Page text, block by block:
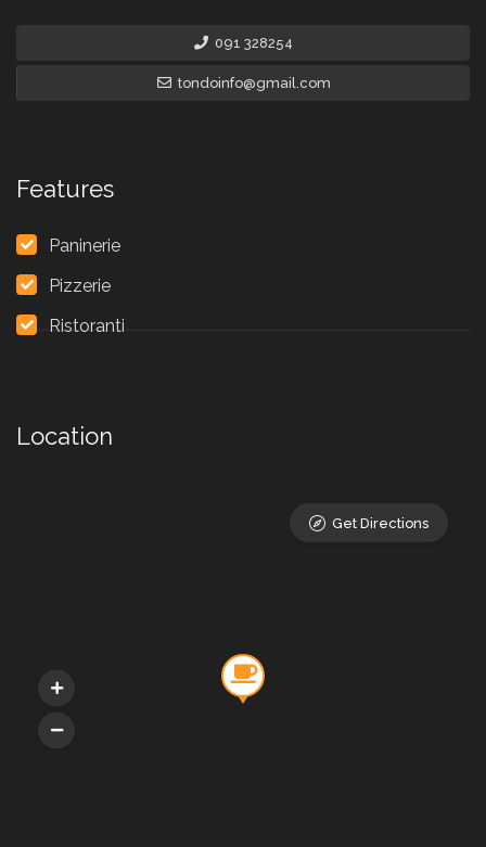
091 328254
tondoinfo@gmail.com
Features
Paninerie
Pizzerie
Ristoranti
Location
Get Directions